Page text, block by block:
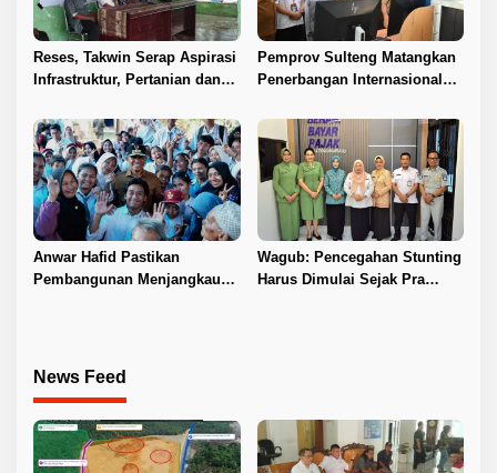
Reses, Takwin Serap Aspirasi
Infrastruktur, Pertanian dan
Pemprov Sulteng Matangkan
Penerbangan Internasional
Anwar Hafid Pastikan
Pembangunan Menjangkau
Wagub: Pencegahan Stunting
Harus Dimulai Sejak Pra
News Feed